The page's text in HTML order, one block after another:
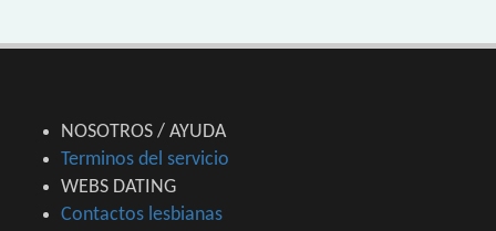
NOSOTROS / AYUDA
Terminos del servicio
WEBS DATING
Contactos lesbianas